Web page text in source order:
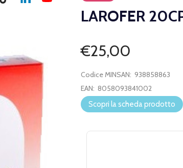
LAROFER
€25,00
Codice MINSAN: 938858863
EAN: 8058093841002
Scopri la scheda prodotto